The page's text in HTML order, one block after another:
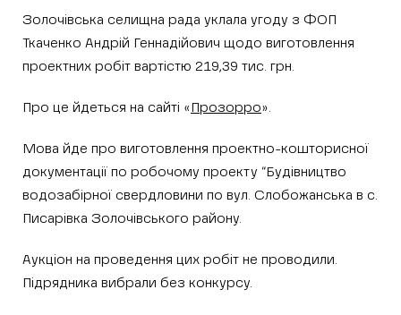
Золочівська селищна рада уклала угоду з ФОП
Ткаченко Андрій Геннадійович щодо виготовлення
проектних робіт вартістю 219,39 тис. грн.
Про це йдеться на сайті « Прозорро».
Мова йде про виготовлення проектно-кошторисної
документації по робочому проекту “Будівництво
водозабірної свердловини по вул. Слобожанська в с.
Писарівка Золочівського району.
Аукціон на проведення цих робіт не проводили.
Підрядника вибрали без конкурсу.